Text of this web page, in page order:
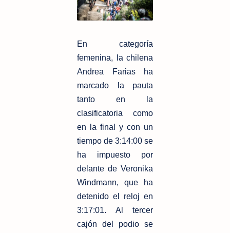
En categoría
femenina, la chilena
Andrea Farias ha
marcado la pauta
tanto en la
clasificatoria como
en la final y con un
tiempo de 3:14:00 se
ha impuesto por
delante de Veronika
Windmann, que ha
detenido el reloj en
3:17:01. Al tercer
cajón del podio se